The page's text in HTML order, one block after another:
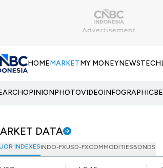
HOMEMARKETMY MONEYNEWSTECH
OPINIONPHOTOVIDEOINFOGRAPHIC
DATA
INDEXESINDO-FXUSD-FXCOMMODITIESBONDS